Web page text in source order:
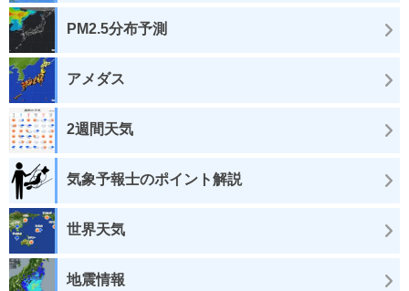
PM2.5分布予測
アメダス
2週間天気
気象予報士のポイント解説
世界天気
地震情報